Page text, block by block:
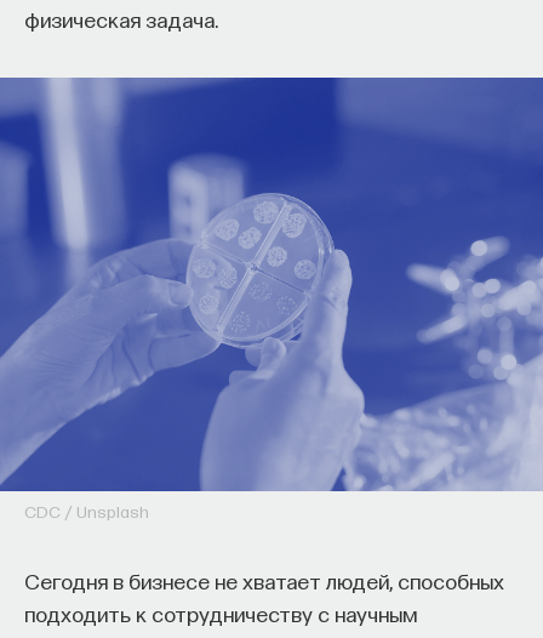
физическая задача.
CDC / Unsplash
Сегодня в бизнесе не хватает людей, способных
подходить к сотрудничеству с научным